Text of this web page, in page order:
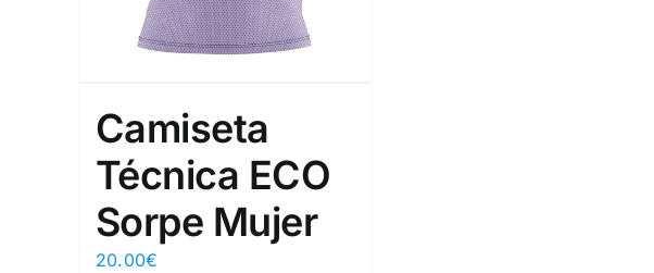
Camiseta
Técnica ECO
Sorpe Mujer
20.00€